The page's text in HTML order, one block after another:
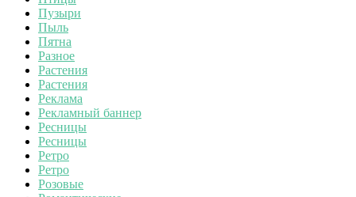
Пузыри
Пыль
Пятна
Разное
Растения
Растения
Реклама
Рекламный баннер
Ресницы
Ресницы
Ретро
Ретро
Розовые